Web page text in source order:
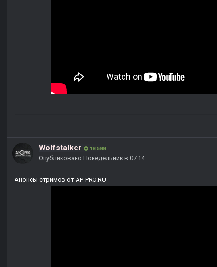
Wolfstalker 18 588
Опубликовано Понедельник в 07:14
Анонсы стримов от AP-PRO.RU